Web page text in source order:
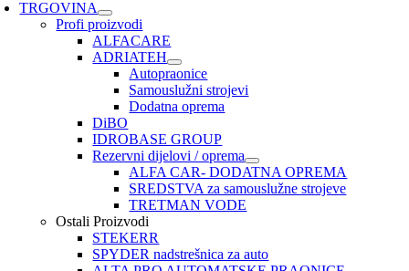
TRGOVINA
Profi proizvodi
ALFACARE
ADRIATEH
Autopraonice
Samouslužni strojevi
Dodatna oprema
DiBO
IDROBASE GROUP
Rezervni dijelovi / oprema
ALFA CAR- DODATNA OPREMA
SREDSTVA za samouslužne strojeve
TRETMAN VODE
Ostali Proizvodi
STEKERR
SPYDER nadstrešnica za auto